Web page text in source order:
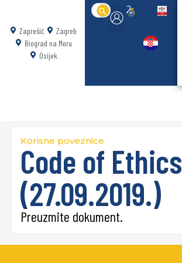
Zaprešić
Zagreb
Biograd na Moru
Osijek
Search
for:
Korisne poveznice
Code of Ethics
(27.09.2019.)
Preuzmite dokument.